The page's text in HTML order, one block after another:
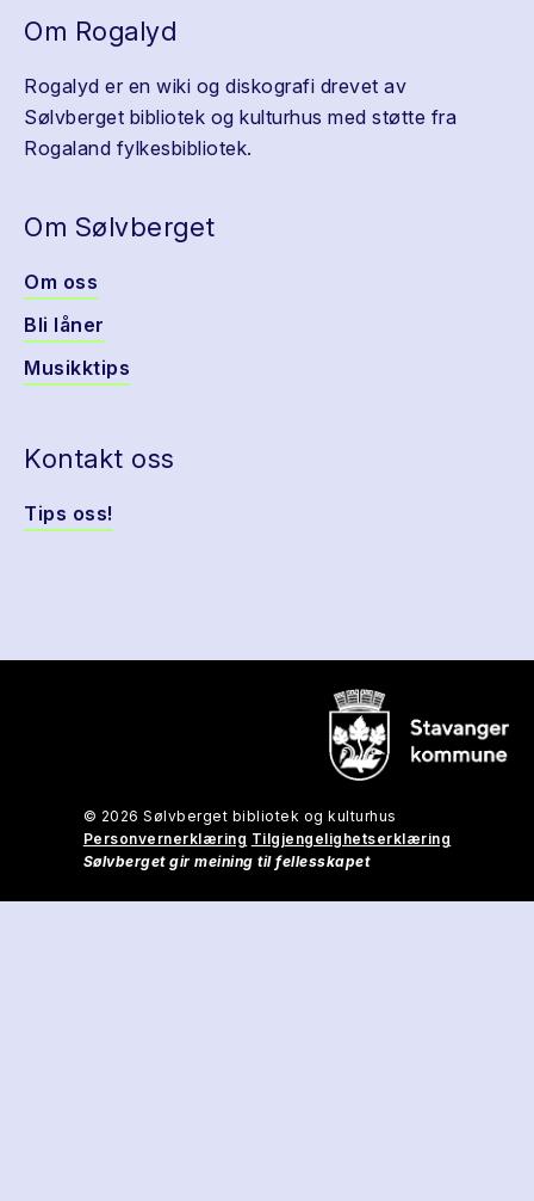
Om Rogalyd
Rogalyd er en wiki og diskografi drevet av
Sølvberget bibliotek og kulturhus med støtte fra
Rogaland fylkesbibliotek.
Om Sølvberget
Om oss
Bli låner
Musikktips
Kontakt oss
Tips oss!
© 2026 Sølvberget bibliotek og kulturhus
Personvernerklæring Tilgjengelighetserklæring
Sølvberget gir meining til fellesskapet